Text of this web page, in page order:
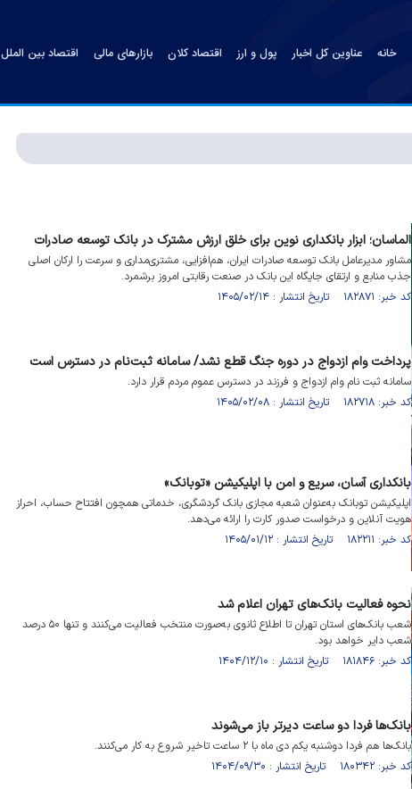
خانه عناوین کل اخبار پول و ارز اقتصاد کلان بازارهای مالی اقتصاد بین الملل
الماسان؛ ابزار بانکداری نوین برای خلق ارزش مشترک در بانک توسعه صادرات
مشاور مدیرعامل بانک توسعه صادرات ایران، هم‌افزایی، مشتری‌مداری و سرعت را ارکان اصلی
جذب منابع و ارتقای جایگاه این بانک در صنعت رقابتی امروز برشمرد.
کد خبر: ۱۸۲۸۷۱ تاریخ انتشار : ۱۴۰۵/۰۲/۱۴
پرداخت وام ازدواج در دوره جنگ قطع نشد/ سامانه ثبت‌نام در دسترس است
سامانه ثبت نام وام ازدواج و فرزند در دسترس عموم مردم قرار دارد.
کد خبر: ۱۸۲۷۱۸ تاریخ انتشار : ۱۴۰۵/۰۲/۰۸
بانکداری آسان، سریع و امن با اپلیکیشن «توبانک»
اپلیکیشن توبانک به‌عنوان شعبه مجازی بانک گردشگری، خدماتی همچون افتتاح حساب، احراز
هویت آنلاین و درخواست صدور کارت را ارائه می‌دهد.
کد خبر: ۱۸۲۲۱۱ تاریخ انتشار : ۱۴۰۵/۰۱/۱۲
نحوه فعالیت بانک‌های تهران اعلام شد
شعب بانک‌های استان تهران تا اطلاع ثانوی به‌صورت منتخب فعالیت می‌کنند و تنها ۵۰ درصد
شعب دایر خواهد بود.
کد خبر: ۱۸۱۸۴۶ تاریخ انتشار : ۱۴۰۴/۱۲/۱۰
بانک‌ها فردا دو ساعت دیرتر باز می‌شوند
بانک‌ها هم فردا دوشنبه یکم دی ماه با ۲ ساعت تاخیر شروع به کار می‌کنند.
کد خبر: ۱۸۰۳۴۲ تاریخ انتشار : ۱۴۰۴/۰۹/۳۰